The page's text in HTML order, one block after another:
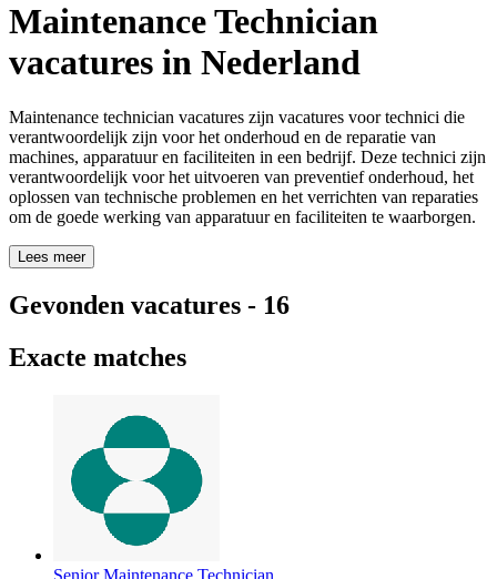
Maintenance Technician
vacatures in Nederland
Maintenance technician vacatures zijn vacatures voor technici die
verantwoordelijk zijn voor het onderhoud en de reparatie van
machines, apparatuur en faciliteiten in een bedrijf. Deze technici zijn
verantwoordelijk voor het uitvoeren van preventief onderhoud, het
oplossen van technische problemen en het verrichten van reparaties
om de goede werking van apparatuur en faciliteiten te waarborgen.
Lees meer
Gevonden vacatures - 16
Exacte matches
Senior Maintenance Technician